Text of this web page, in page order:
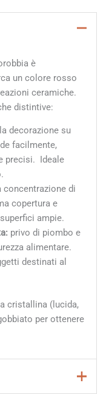
è
un colore rosso
ceramiche.
distintive:
decorazione su
facilmente,
precisi. Ideale
concentrazione di
copertura e
ampie.
privo di piombo e
alimentare.
destinati al
cristallina (lucida,
per ottenere